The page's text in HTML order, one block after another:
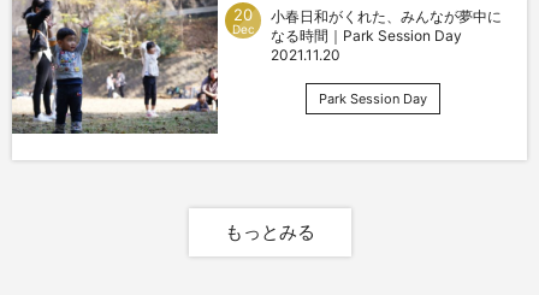
20
Dec
小春日和がくれた、みんなが夢中に
なる時間｜Park Session Day
2021.11.20
Park Session Day
もっとみる